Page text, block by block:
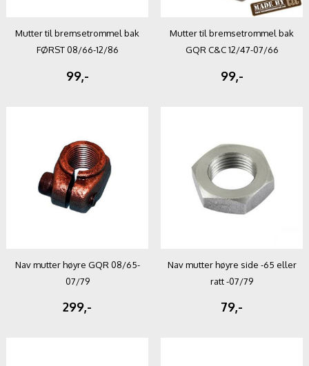
Mutter til bremsetrommel bak
FØRST 08/66-12/86
99,-
Mutter til bremsetrommel bak
GQR C&C 12/47-07/66
99,-
Nav mutter høyre GQR 08/65-
07/79
299,-
Nav mutter høyre side -65 eller
ratt -07/79
79,-